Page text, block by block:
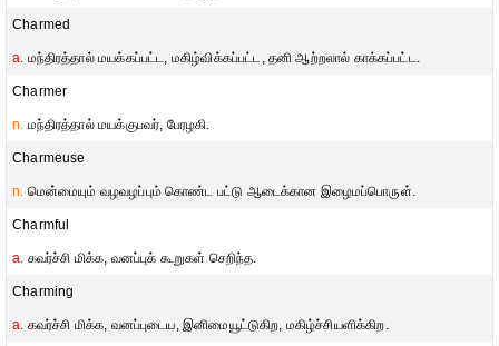
Charmed
a. மந்திரத்தால் மயக்கப்பட்ட, மகிழ்விக்கப்பட்ட, தனி ஆற்றலால் காக்கப்பட்ட.
Charmer
n. மந்திரத்தால் மயக்குபவர், பேரழகி.
Charmeuse
n. மென்மையும் வழவழப்பும் கொண்ட பட்டு ஆடைக்கான இழைமப்பொருள்.
Charmful
a. கவர்ச்சி மிக்க, வனப்புக் கூறுகள் செறிந்த.
Charming
a. கவர்ச்சி மிக்க, வனப்புடைய, இனிமையூட்டுகிற, மகிழ்ச்சியளிக்கிற.